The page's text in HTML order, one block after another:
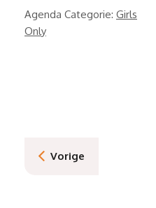
Agenda Categorie: Girls
Only
Vorige